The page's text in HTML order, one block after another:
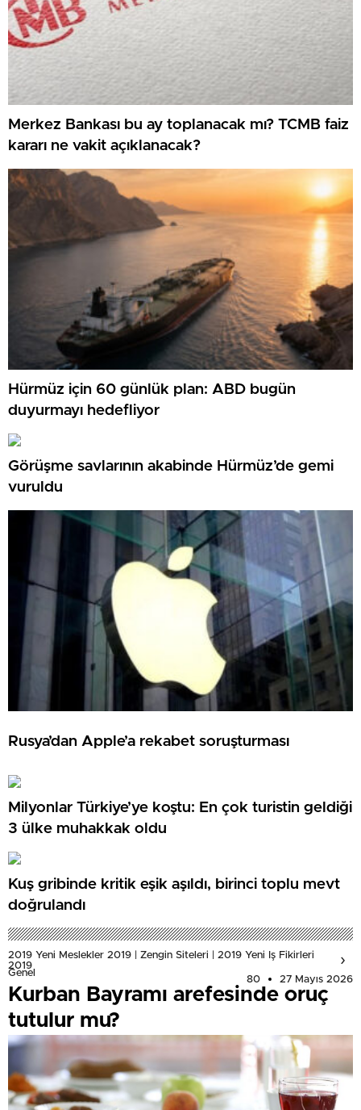
Merkez Bankası bu ay toplanacak mı? TCMB faiz
kararı ne vakit açıklanacak?
Hürmüz için 60 günlük plan: ABD bugün
duyurmayı hedefliyor
Görüşme savlarının akabinde Hürmüz’de gemi
vuruldu
Rusya’dan Apple’a rekabet soruşturması
Milyonlar Türkiye’ye koştu: En çok turistin geldiği
3 ülke muhakkak oldu
Kuş gribinde kritik eşik aşıldı, birinci toplu mevt
doğrulandı
2019 Yeni Meslekler 2019 | Zengin Siteleri | 2019 Yeni Iş Fikirleri
2019
Genel
80 27 Mayıs 2026
Kurban Bayramı arefesinde oruç
tutulur mu?